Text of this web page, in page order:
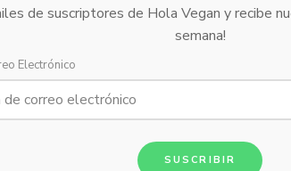
de suscriptores de Hola Vegan y recibe
semana!
Electrónico
SUSCRIBIR